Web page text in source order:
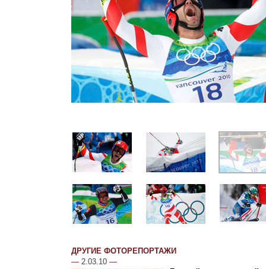
ДРУГИЕ ФОТОРЕПОРТАЖИ
— 2.03.10 —